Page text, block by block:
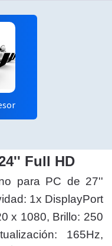
Full HD
para PC de 27''
1x DisplayPort
x 1080, Brillo: 250
165Hz,